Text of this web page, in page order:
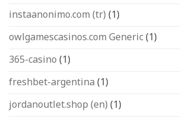
instaanonimo.com (tr) (1)
owlgamescasinos.com Generic(1)
365-casino (1)
freshbet-argentina (1)
jordanoutlet.shop (en) (1)